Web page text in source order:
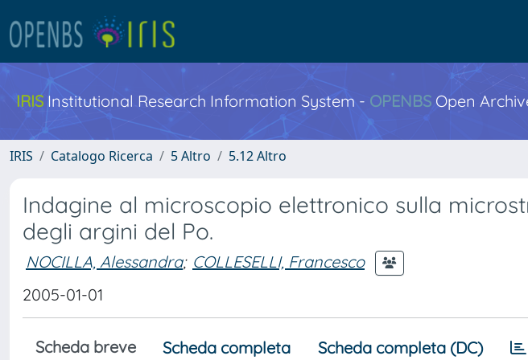
IRIS Institutional Research Information System - OPENBS Open
IRIS Catalogo Ricerca 5 Altro 5.12 Altro
Indagine al microscopio elettronico sulla
degli argini del Po.
NOCILLA, Alessandra; COLLESELLI, Francesco
2005-01-01
Scheda breve Scheda completa Scheda completa (DC)